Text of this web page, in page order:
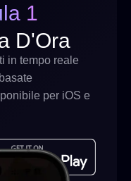
1
D'Ora
in tempo reale
per iOS e